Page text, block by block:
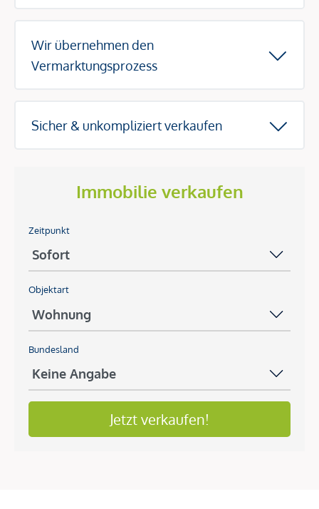
Wir übernehmen den
Vermarktungsprozess
Sicher & unkompliziert verkaufen
Immobilie verkaufen
Zeitpunkt
Objektart
Bundesland
Jetzt verkaufen!